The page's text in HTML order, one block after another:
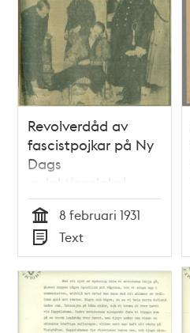
Revolverdåd av
fascistpojkar på Ny
Dags
redaktionslokal.
Sillén skulle slås i
bojor
Tid
8 februari 1931
Typ
Text